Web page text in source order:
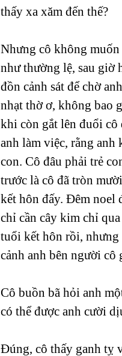
thấy xa xăm đến thế?
Nhưng cô không muốn
như thường lệ, sau giờ
đồn cảnh sát để chờ
nhạt thờ ơ, không bao
khi còn gắt lên đuổi cô
anh làm việc, rằng
con. Cô đâu phải trẻ
trước là cô đã tròn
kết hôn đấy. Đêm noel
chỉ cần cây kim chỉ
tuổi kết hôn rồi,
cảnh anh bên người cô
Cô buồn bã hỏi anh
có thể được anh cười
Đúng, cô thấy ganh tỵ